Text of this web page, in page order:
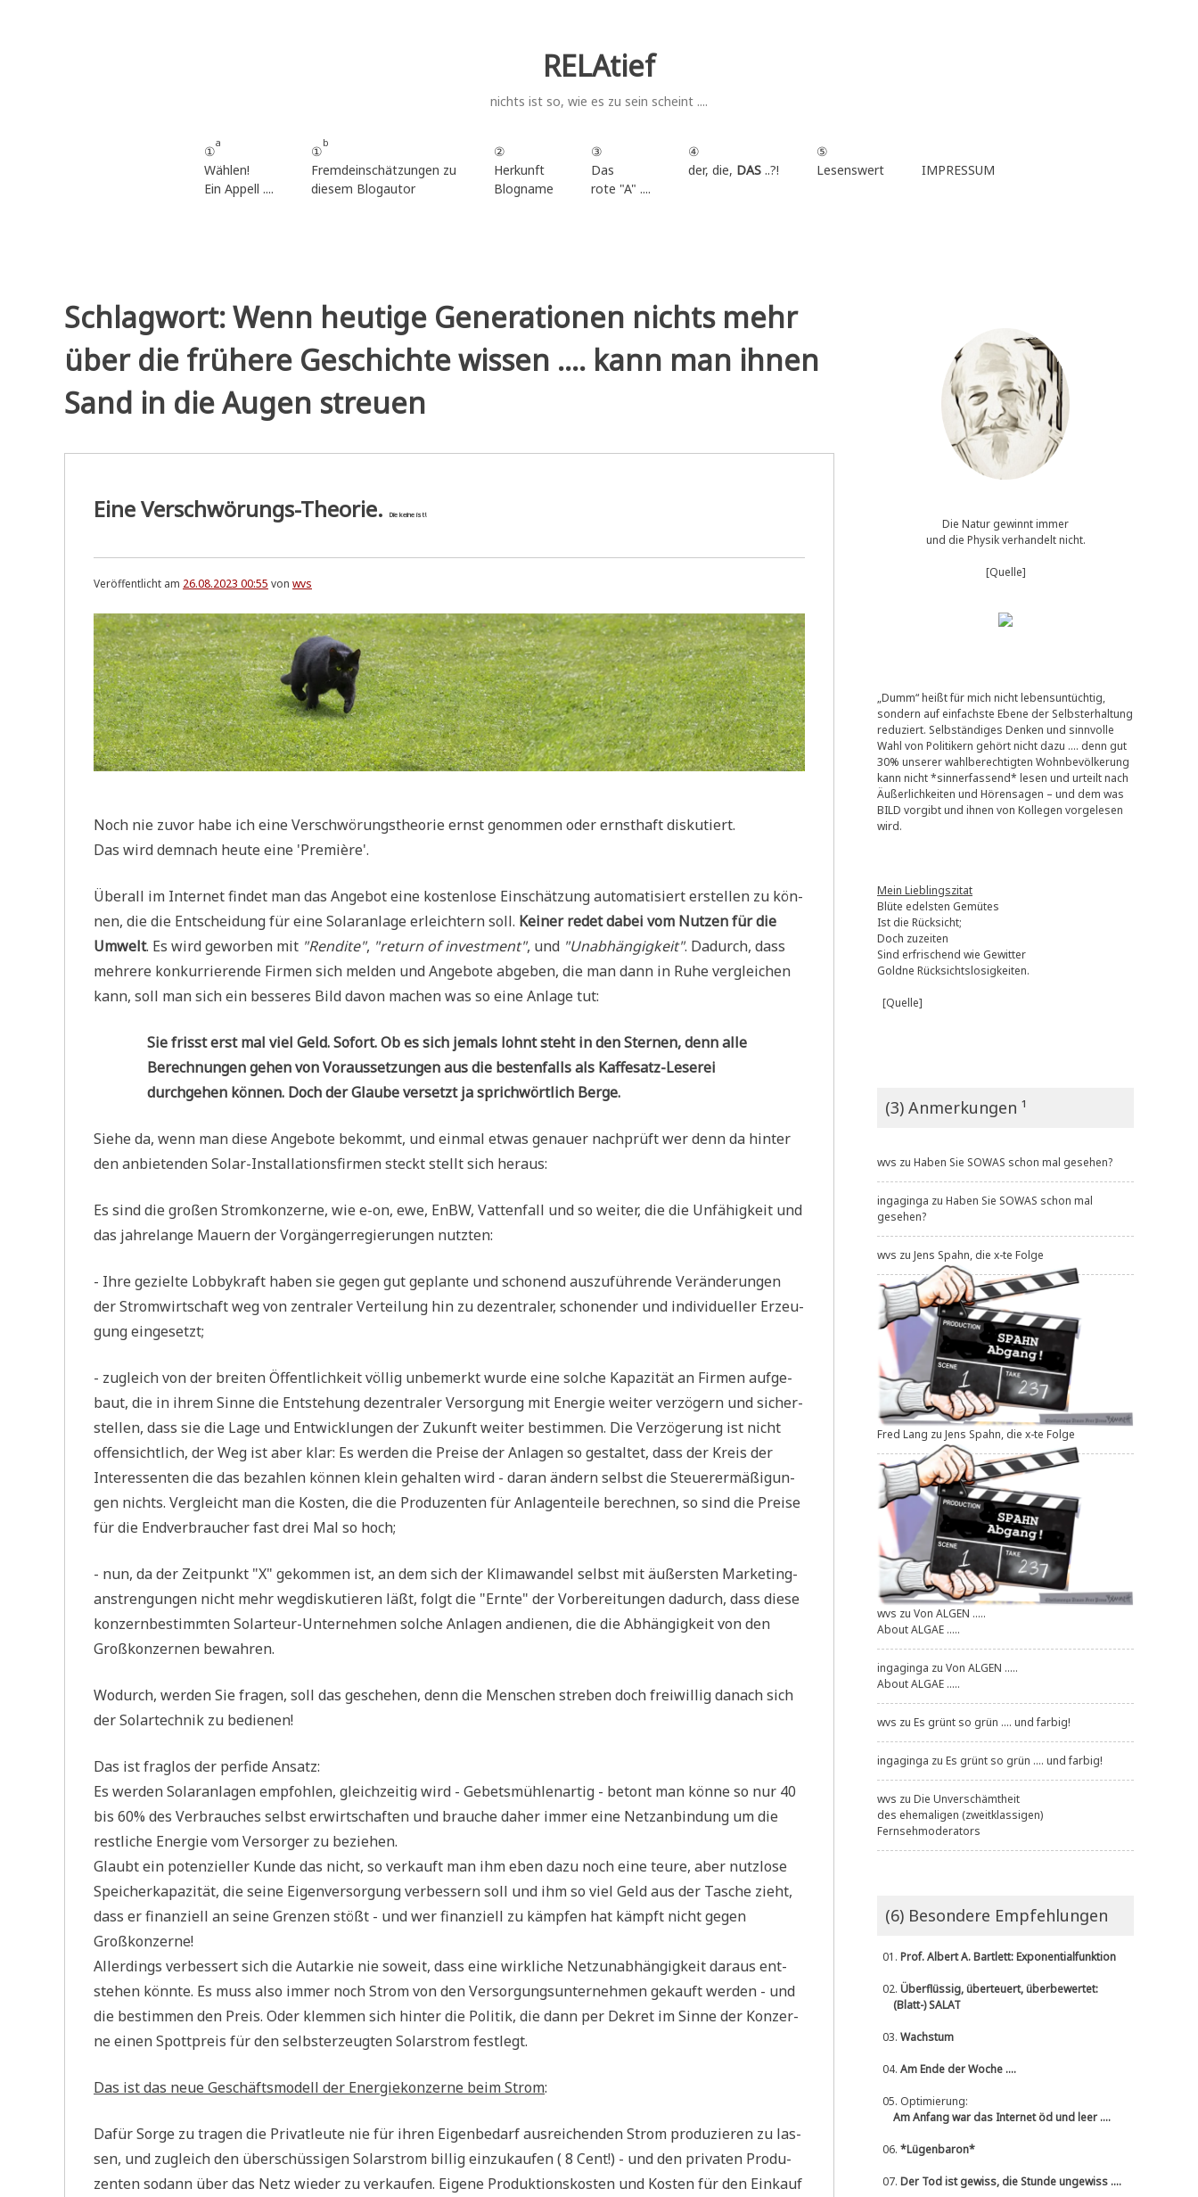
RELAtief
nichts ist so, wie es zu sein scheint ....
①
a
Wählen!
Ein Appell ....
①
b
Fremdeinschätzungen zu
diesem Blogautor
②
Herkunft
Blogname
③
Das
rote "A" ....
④
der, die, DAS..?!
⑤
Lesenswert
IMPRESSUM
Schlagwort:Wenn heutige Generationen nichts mehr
über die frühere Geschichte wissen .... kann man ihnen
Sand in die Augen streuen
Eine Verschwörungs-Theorie. Die keine ist!
Veröffentlicht am 26.08.2023 00:55 von wvs
Noch nie zuvor habe ich eine Ver­schwö­rungs­theo­rie ernst genom­men oder ernst­haft diskutiert.
Das wird dem­nach heu­te eine 'Pre­miè­re'.
Über­all im Inter­net fin­det man das Ange­bot eine kosten­lo­se Ein­schät­zung auto­ma­ti­siert erstel­len zu kön­
nen, die die Ent­schei­dung für eine Solar­an­la­ge erleich­tern soll. Kei­ner redet dabei vom Nut­zen für die
Umwelt. Es wird gewor­ben mit "Ren­di­te", "return of invest­ment", und "Unab­hän­gig­keit". Dadurch, dass
meh­re­re kon­kur­rie­ren­de Fir­men sich mel­den und Ange­bo­te abge­ben, die man dann in Ruhe ver­glei­chen
kann, soll man sich ein bes­se­res Bild davon machen was so eine Anla­ge tut:
Sie frisst erst mal viel Geld. Sofort. Ob es sich jemals lohnt steht in den Ster­nen, denn alle
Berech­nun­gen gehen von Vor­aus­set­zun­gen aus die besten­falls als Kaf­fe­satz-Lese­rei
durch­ge­hen kön­nen. Doch der Glau­be ver­setzt ja sprich­wört­lich Berge.
Sie­he da, wenn man die­se Ange­bo­te bekommt, und ein­mal etwas genau­er nach­prüft wer denn da hin­ter
den anbie­ten­den Solar-Instal­la­ti­ons­fir­men steckt stellt sich heraus:
Es sind die gro­ßen Strom­kon­zer­ne, wie e-on, ewe, EnBW, Vat­ten­fall und so wei­ter, die die Unfä­hig­keit und
das jah­re­lan­ge Mau­ern der Vor­gän­ger­re­gie­run­gen nutzten:
- Ihre geziel­te Lob­by­kraft haben sie gegen gut geplan­te und scho­nend aus­zu­füh­ren­de Ver­än­de­run­gen
der Strom­wirt­schaft weg von zen­tra­ler Ver­tei­lung hin zu dezen­tra­ler, scho­nen­der und indi­vi­du­el­ler Erzeu­
gung eingesetzt;
- zugleich von der brei­ten Öffent­lich­keit völ­lig unbe­merkt wur­de eine sol­che Kapa­zi­tät an Fir­men auf­ge­
baut, die in ihrem Sin­ne die Ent­ste­hung dezen­tra­ler Ver­sor­gung mit Ener­gie wei­ter ver­zö­gern und sicher­
stel­len, dass sie die Lage und Ent­wick­lun­gen der Zukunft wei­ter bestim­men. Die Ver­zö­ge­rung ist nicht
offen­sicht­lich, der Weg ist aber klar: Es wer­den die Prei­se der Anla­gen so gestal­tet, dass der Kreis der
Inter­es­sen­ten die das bezah­len kön­nen klein gehal­ten wird - dar­an ändern selbst die Steu­er­ermä­ßi­gun­
gen nichts. Ver­gleicht man die Kosten, die die Pro­du­zen­ten für Anla­gen­tei­le berech­nen, so sind die Prei­se
für die End­ver­brau­cher fast drei Mal so hoch;
- nun, da der Zeit­punkt "X" gekom­men ist, an dem sich der Kli­ma­wan­del selbst mit äußer­sten Mar­ke­ting­
an­stren­gun­gen nicht mehr weg­dis­ku­tie­ren läßt, folgt die "Ern­te" der Vor­be­rei­tun­gen dadurch, dass die­se
kon­zern­be­stimm­ten Solar­teur-Unter­neh­men sol­che Anla­gen andie­nen, die die Abhän­gig­keit von den
Groß­kon­zer­nen bewahren.
Wodurch, wer­den Sie fra­gen, soll das gesche­hen, denn die Men­schen stre­ben doch frei­wil­lig danach sich
der Solar­tech­nik zu bedienen!
Das ist frag­los der per­fi­de Ansatz:
Es wer­den Solar­an­la­gen emp­foh­len, gleich­zei­tig wird - Gebets­müh­len­ar­tig - betont man kön­ne so nur 40
bis 60% des Ver­brau­ches selbst erwirt­schaf­ten und brau­che daher immer eine Netz­an­bin­dung um die
rest­li­che Ener­gie vom Ver­sor­ger zu beziehen.
Glaubt ein poten­zi­el­ler Kun­de das nicht, so ver­kauft man ihm eben dazu noch eine teu­re, aber nutz­lo­se
Spei­cher­ka­pa­zi­tät, die sei­ne Eigen­ver­sor­gung ver­bes­sern soll und ihm so viel Geld aus der Tasche zieht,
dass er finan­zi­ell an sei­ne Gren­zen stößt - und wer finan­zi­ell zu kämp­fen hat kämpft nicht gegen
Großkonzerne!
Aller­dings ver­bes­sert sich die Aut­ar­kie nie soweit, dass eine wirk­li­che Netz­un­ab­hän­gig­keit dar­aus ent­
ste­hen könn­te. Es muss also immer noch Strom von den Ver­sor­gungs­un­ter­neh­men gekauft wer­den - und
die bestim­men den Preis. Oder klem­men sich hin­ter die Poli­tik, die dann per Dekret im Sin­ne der Kon­zer­
ne einen Spott­preis für den selbst­er­zeug­ten Solar­strom festlegt.
Das ist das neue Geschäfts­mo­dell der Ener­gie­kon­zer­ne beim Strom:
Dafür Sor­ge zu tra­gen die Pri­vat­leu­te nie für ihren Eigen­be­darf aus­rei­chen­den Strom pro­du­zie­ren zu las­
sen, und zugleich den über­schüs­si­gen Solar­strom bil­lig ein­zu­kau­fen ( 8 Cent!) - und den pri­va­ten Pro­du­
zen­ten sodann über das Netz wie­der zu ver­kau­fen. Eige­ne Pro­duk­ti­ons­ko­sten und Kosten für den Ein­kauf
Die Natur gewinnt immer
und die Physik verhandelt nicht.
[Quelle]
„Dumm“ heißt für mich nicht lebensuntüchtig,
sondern auf einfachste Ebene der Selbsterhaltung
reduziert. Selbständiges Denken und sinnvolle
Wahl von Politikern gehört nicht dazu …. denn gut
30% unserer wahlberechtigten Wohnbevölkerung
kann nicht *sinnerfassend* lesen und urteilt nach
Äußerlichkeiten und Hörensagen – und dem was
BILD vorgibt und ihnen von Kollegen vorgelesen
wird.
Mein Lieblingszitat
Blüte edelsten Gemütes
Ist die Rücksicht;
Doch zuzeiten
Sind erfrischend wie Gewitter
Goldne Rücksichtslosigkeiten.
[Quelle]
(3) Anmerkungen ¹
wvs zu Haben Sie SOWAS schon mal gesehen?
ingaginga zu Haben Sie SOWAS schon mal
gesehen?
wvs zu Jens Spahn, die x-te Folge
Fred Lang zu Jens Spahn, die x-te Folge
wvs zu Von ALGEN .....
About ALGAE .....
ingaginga zu Von ALGEN .....
About ALGAE .....
wvs zu Es grünt so grün .... und farbig!
ingaginga zu Es grünt so grün .... und farbig!
wvs zu Die Unverschämtheit
des ehemaligen (zweitklassigen)
Fernsehmoderators
(6) Besondere Empfehlungen
01. Prof. Albert A. Bartlett: Exponentialfunktion
02. Überflüssig, überteuert, überbewertet:
(Blatt-) SALAT
03. Wachstum
04. Am Ende der Woche ....
05. Optimierung:
Am Anfang war das Internet öd und leer ....
06. *Lügenbaron*
07. Der Tod ist gewiss, die Stunde ungewiss ....